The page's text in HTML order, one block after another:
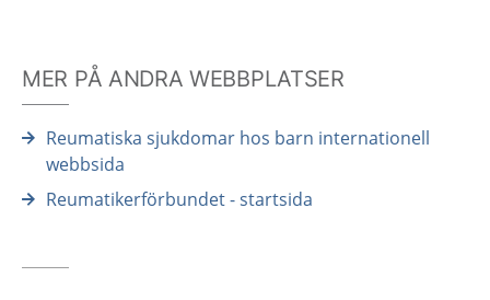
MER PÅ ANDRA WEBBPLATSER
Reumatiska sjukdomar hos barn internationell
webbsida
Reumatikerförbundet - startsida